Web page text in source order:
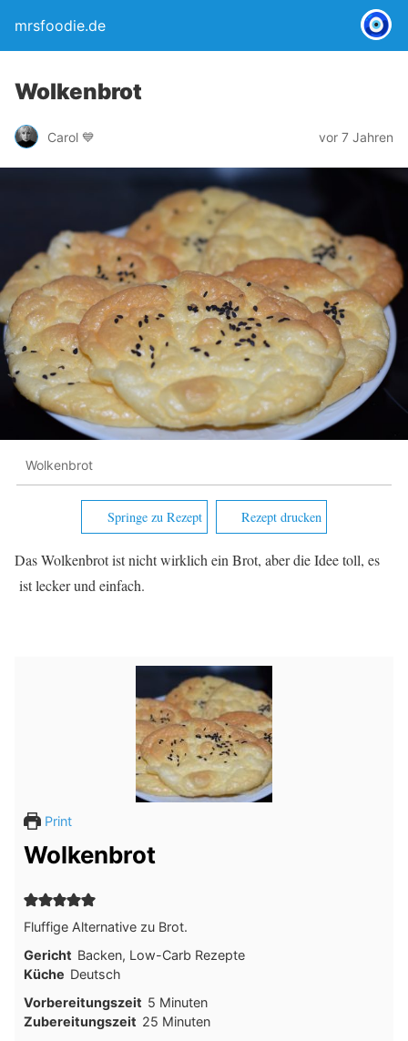
mrsfoodie.de
Wolkenbrot
Carol 💙 vor 7 Jahren
Wolkenbrot
Springe zu Rezept Rezept drucken
Das Wolkenbrot ist nicht wirklich ein Brot, aber die Idee toll, es
ist lecker und einfach.
Print
Wolkenbrot
Fluffige Alternative zu Brot.
Gericht Backen, Low-Carb Rezepte
Küche Deutsch
Vorbereitungszeit 5Minuten
Minuten
Zubereitungszeit 25Minuten
Minuten